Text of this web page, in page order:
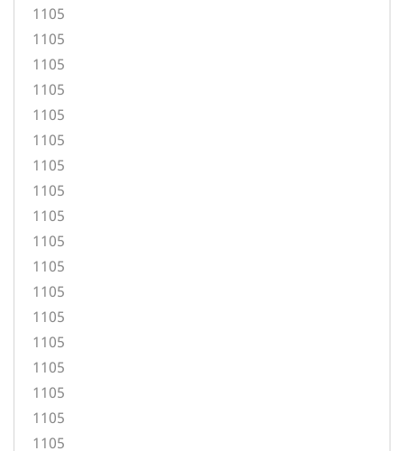
1105
1105
1105
1105
1105
1105
1105
1105
1105
1105
1105
1105
1105
1105
1105
1105
1105
1105